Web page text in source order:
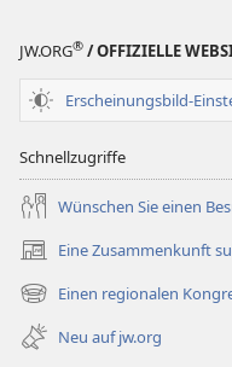
JW.ORG® / OFFIZIELLE
Erscheinungsbild-
Schnellzugriffe
Wünschen Sie einen
Eine Zusammenkunft
(öffnet
neues
Fenster)
Einen regionalen
(öffnet
neues
Fenster)
Neu auf jw.org